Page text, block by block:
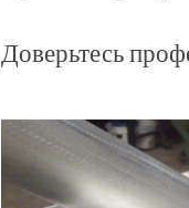
Доверьтесь